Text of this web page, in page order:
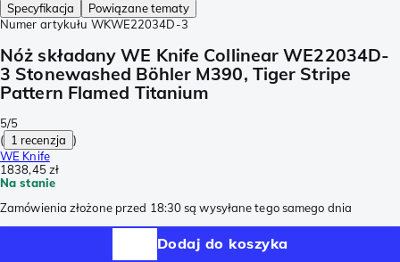
Specyfikacja
Powiązane tematy
Numer artykułu WKWE22034D-3
Nóż składany WE Knife Collinear WE22034D-
3 Stonewashed Böhler M390, Tiger Stripe
Pattern Flamed Titanium
5/5
( 1 recenzja )
WE Knife
1838,45 zł
Na stanie
Zamówienia złożone przed 18:30 są wysyłane tego samego dnia
Dodaj do koszyka